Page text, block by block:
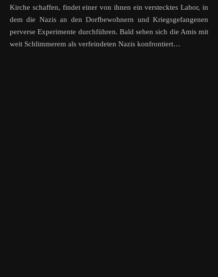
Kirche schaffen, findet einer von ihnen ein verstecktes Labor, in
dem die Nazis an den Dorfbewohnern und Kriegsgefangenen
perverse Experimente durchführen. Bald sehen sich die Amis mit
weit Schlimmerem als verfeindeten Nazis konfrontiert…